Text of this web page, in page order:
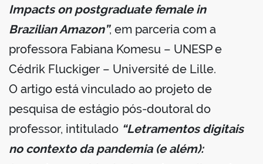
Impacts on postgraduate female in
Brazilian Amazon”, em parceria com a
professora Fabiana Komesu – UNESP e
Cédrik Fluckiger – Université de Lille.
O artigo está vinculado ao projeto de
pesquisa de estágio pós-doutoral do
professor, intitulado “Letramentos digitais
no contexto da pandemia (e além):